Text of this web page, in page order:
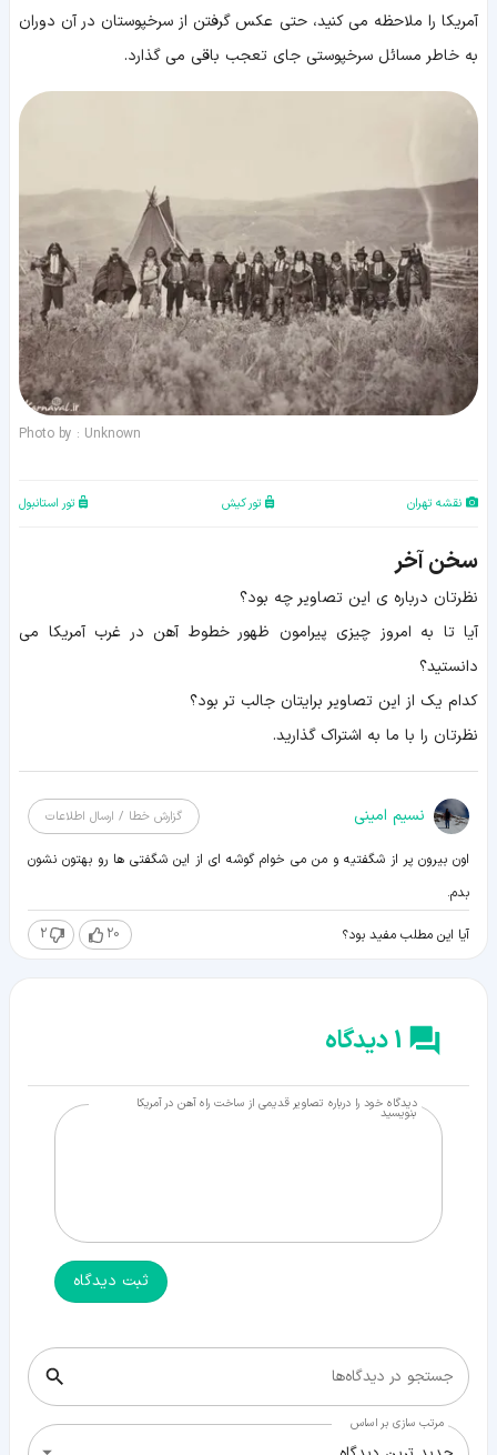
آمریکا را ملاحظه می کنید، حتی عکس گرفتن از سرخپوستان در آن دوران
به خاطر مسائل سرخپوستی جای تعجب باقی می گذارد.
Photo by : Unknown
نقشه تهران تور کیش تور استانبول
سخن آخر
نظرتان درباره ی این تصاویر چه بود؟
آیا تا به امروز چیزی پیرامون ظهور خطوط آهن در غرب آمریکا می
دانستید؟
کدام یک از این تصاویر برایتان جالب تر بود؟
نظرتان را با ما به اشتراک گذارید.
نسیم امینی گزارش خطا / ارسال اطلاعات
اون بیرون پر از شگفتیه و من می خوام گوشه ای از این شگفتی ها رو بهتون نشون
بدم.
آیا این مطلب مفید بود؟ 20
2
1 دیدگاه
دیدگاه خود را درباره تصاویر قدیمی از ساخت راه آهن در آمریکا
بنویسید
ثبت دیدگاه
جستجو در دیدگاه‌ها
مرتب سازی بر اساس